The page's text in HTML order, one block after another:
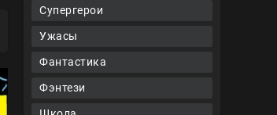
Супергерои
Ужасы
Фантастика
Фэнтези